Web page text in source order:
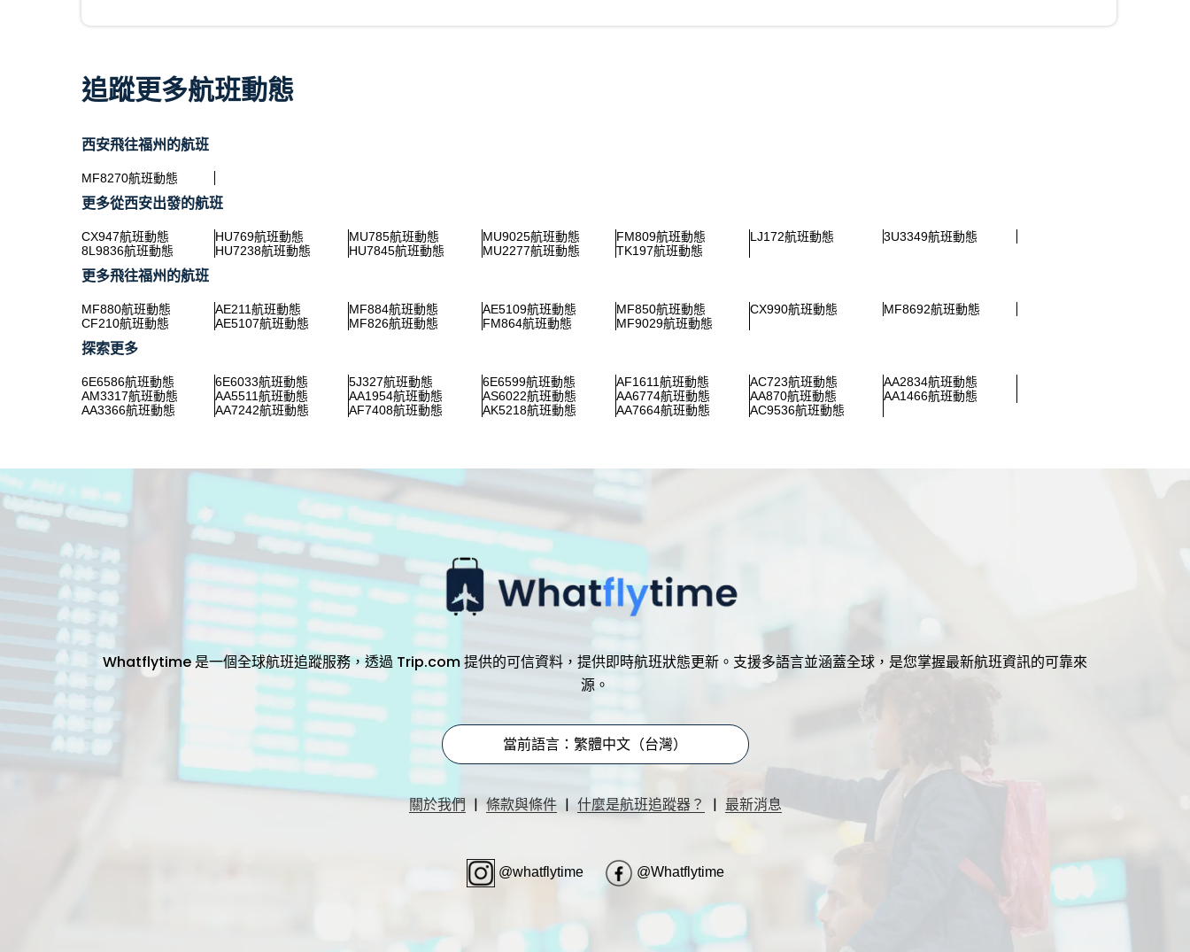
追蹤更多航班動態
西安飛往福州的航班
MF8270航班動態
更多從西安出發的航班
CX947航班動態 HU769航班動態 MU785航班動態 MU9025航班動態 FM809航班動態 LJ172航班動態
3U3349航班動態
8L9836航班動態
HU7238航班動態 HU7845航班動態 MU2277航班動態 TK197航班動態
更多飛往福州的航班
MF880航班動態 AE211航班動態 MF884航班動態 AE5109航班動態 MF850航班動態 CX990航班動態
MF8692航班動態
CF210航班動態
AE5107航班動態 MF826航班動態 FM864航班動態 MF9029航班動態
探索更多
6E6586航班動態 6E6033航班動態 5J327航班動態 6E6599航班動態 AF1611航班動態 AC723航班動態
AA2834航班動態
AM3317航班動態
AA5511航班動態 AA1954航班動態 AS6022航班動態 AA6774航班動態 AA870航班動態
AA1466航班動態
AA3366航班動態
AA7242航班動態 AF7408航班動態 AK5218航班動態 AA7664航班動態 AC9536航班動態
Whatflytime 是一個全球航班追蹤服務，透過 Trip.com 提供的可信資料，提供即時航班狀態更新。支援多語言並涵蓋全球，是您掌握最新航班資訊的可靠來
源。
當前語言：繁體中文（台灣）
關於我們 | 條款與條件 | 什麼是航班追蹤器？ | 最新消息
@whatflytime @Whatflytime